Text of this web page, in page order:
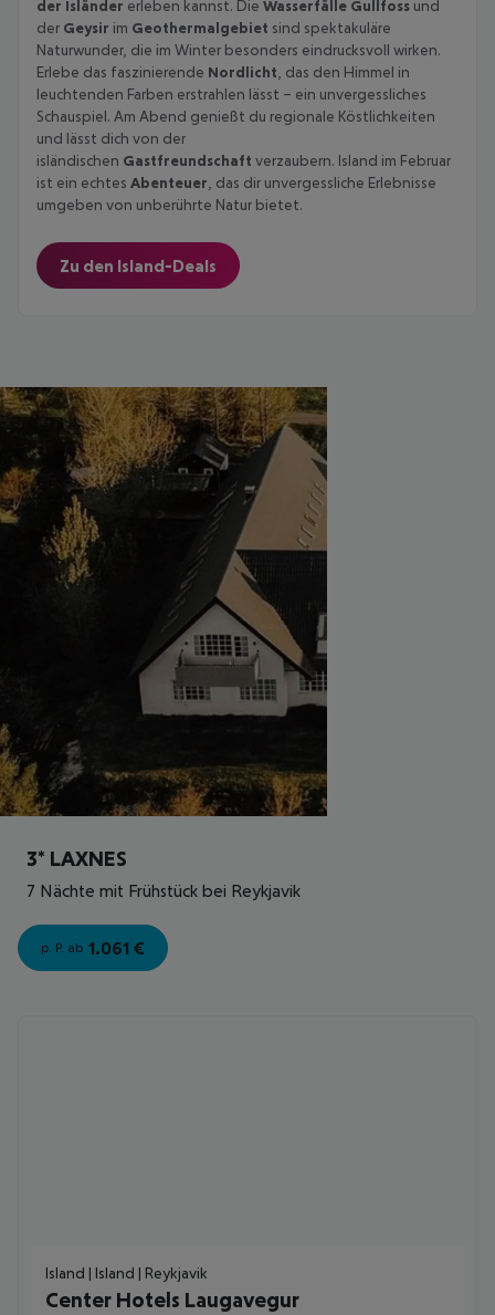
der Isländer erleben kannst. Die Wasserfälle Gullfoss und
der Geysir im Geothermalgebiet sind spektakuläre
Naturwunder, die im Winter besonders eindrucksvoll wirken.
Erlebe das faszinierende Nordlicht, das den Himmel in
leuchtenden Farben erstrahlen lässt – ein unvergessliches
Schauspiel. Am Abend genießt du regionale Köstlichkeiten
und lässt dich von der
isländischen Gastfreundschaft verzaubern. Island im Februar
ist ein echtes Abenteuer, das dir unvergessliche Erlebnisse
umgeben von unberührte Natur bietet.
Zu den Island-Deals
3* LAXNES
7 Nächte mit Frühstück bei Reykjavik
p. P. ab 1.061 €
Island | Island | Reykjavik
Center Hotels Laugavegur